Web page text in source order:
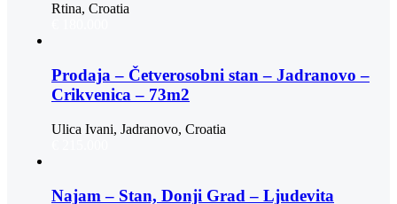
Rtina, Croatia
Prodaja – Četverosobni stan – Jadranovo –
Crikvenica – 73m2
Ulica Ivani, Jadranovo, Croatia
Najam – Stan, Donji Grad – Ljudevita